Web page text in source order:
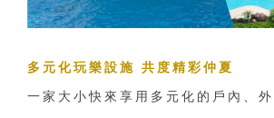
多元化玩樂設施 共度精彩仲夏
一家大小快來享用多元化的戶內、